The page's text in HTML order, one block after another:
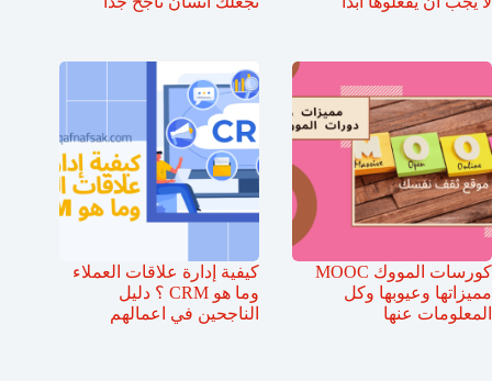
كورسات المووك MOOC
مميزاتها وعيوبها وكل
المعلومات عنها
كيفية إدارة علاقات العملاء
وما هو CRM ؟ دليل
الناجحين في اعمالهم